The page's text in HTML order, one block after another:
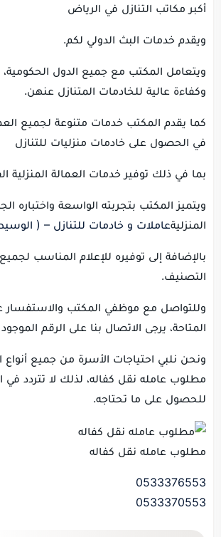
أكبر مكاتب التنازل في الرياض
ويقدم خدمات البث الدولي لكم.
ويتعامل المكتب مع جميع الدول
وكفاءة عالية للخادمات المتنازل عنهن.
كما يقدم المكتب خدمات متنوعة لجميع
في الحصول على خادمات منزليات للتنازل
بما في ذلك توفير خدمات العمالة المنزلية
ويتميز المكتب بتجربته الواسعة واختباره
المنزليةعاملات و خادمات للتنازل – (
بالإضافة إلى توفيره للإعلام المناسب
التصنيف.
وللتواصل مع موظفي المكتب والاستفسار
المتاحة، يرجى الاتصال بنا على الرقم
ونحن نلبي احتياجات الأسرة من جميع أنواع
مطلوب عامله نقل كفاله، لذلك لا تتردد في
للحصول على ما تحتاجه.
مطلوب عامله نقل كفاله
0533376553
0533370553